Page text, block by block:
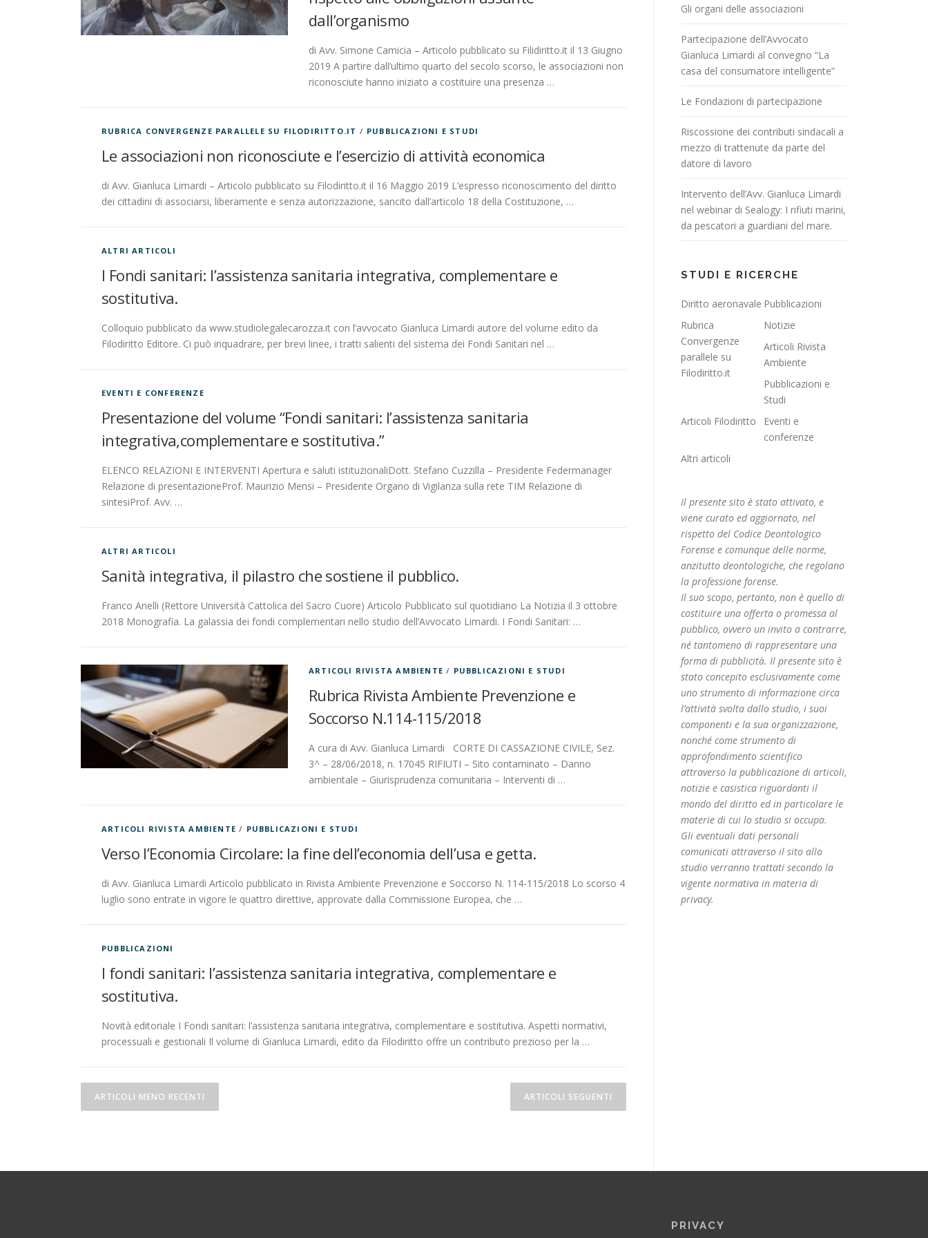
i
dall’organismo
di Avv. Simone Camicia – Articolo pubblicato su Filidiritto.it il 13 Giugno
2019 A partire dall’ultimo quarto del secolo scorso, le associazioni non
riconosciute hanno iniziato a costituire una presenza …
RUBRICA CONVERGENZE PARALLELE SU FILODIRITTO.IT / PUBBLICAZIONI E STUDI
Le associazioni non riconosciute e l’esercizio di attività economica
di Avv. Gianluca Limardi – Articolo pubblicato su Filodiritto.it il 16 Maggio 2019 L’espresso riconoscimento del diritto
dei cittadini di associarsi, liberamente e senza autorizzazione, sancito dall’articolo 18 della Costituzione, …
ALTRI ARTICOLI
I Fondi sanitari: l’assistenza sanitaria integrativa, complementare e
sostitutiva.
Colloquio pubblicato da www.studiolegalecarozza.it con l’avvocato Gianluca Limardi autore del volume edito da
Filodiritto Editore. Ci può inquadrare, per brevi linee, i tratti salienti del sistema dei Fondi Sanitari nel …
EVENTI E CONFERENZE
Presentazione del volume “Fondi sanitari: l’assistenza sanitaria
integrativa,complementare e sostitutiva.”
ELENCO RELAZIONI E INTERVENTI Apertura e saluti istituzionaliDott. Stefano Cuzzilla – Presidente Federmanager
Relazione di presentazioneProf. Maurizio Mensi – Presidente Organo di Vigilanza sulla rete TIM Relazione di
sintesiProf. Avv. …
ALTRI ARTICOLI
Sanità integrativa, il pilastro che sostiene il pubblico.
Franco Anelli (Rettore Università Cattolica del Sacro Cuore) Articolo Pubblicato sul quotidiano La Notizia il 3 ottobre
2018 Monografia. La galassia dei fondi complementari nello studio dell’Avvocato Limardi. I Fondi Sanitari: …
ARTICOLI RIVISTA AMBIENTE / PUBBLICAZIONI E STUDI
Rubrica Rivista Ambiente Prevenzione e
Soccorso N.114-115/2018
A cura di Avv. Gianluca Limardi CORTE DI CASSAZIONE CIVILE, Sez.
3^ – 28/06/2018, n. 17045 RIFIUTI – Sito contaminato – Danno
ambientale – Giurisprudenza comunitaria – Interventi di …
ARTICOLI RIVISTA AMBIENTE / PUBBLICAZIONI E STUDI
Verso l’Economia Circolare: la fine dell’economia dell’usa e getta.
di Avv. Gianluca Limardi Articolo pubblicato in Rivista Ambiente Prevenzione e Soccorso N. 114-115/2018 Lo scorso 4
luglio sono entrate in vigore le quattro direttive, approvate dalla Commissione Europea, che …
PUBBLICAZIONI
I fondi sanitari: l’assistenza sanitaria integrativa, complementare e
sostitutiva.
Novità editoriale I Fondi sanitari: l’assistenza sanitaria integrativa, complementare e sostitutiva. Aspetti normativi,
processuali e gestionali Il volume di Gianluca Limardi, edito da Filodiritto offre un contributo prezioso per la …
N
aARTICOLI MENO RECENTI ARTICOLI SEGUENTI
Gli organi delle associazioni
Partecipazione dell’Avvocato
Gianluca Limardi al convegno “La
casa del consumatore intelligente”
Le Fondazioni di partecipazione
Riscossione dei contributi sindacali a
mezzo di trattenute da parte del
datore di lavoro
Intervento dell’Avv. Gianluca Limardi
nel webinar di Sealogy: I rifiuti marini,
da pescatori a guardiani del mare.
STUDI E RICERCHE
Diritto aeronavale Pubblicazioni
Rubrica
Convergenze
parallele su
Filodiritto.it
Notizie
Articoli Rivista
Ambiente
Pubblicazioni e
Studi
Articoli Filodiritto
Eventi e
conferenze
Altri articoli
Il presente sito è stato attivato, e
viene curato ed aggiornato, nel
rispetto del Codice Deontologico
Forense e comunque delle norme,
anzitutto deontologiche, che regolano
la professione forense.
Il suo scopo, pertanto, non è quello di
costituire una offerta o promessa al
pubblico, ovvero un invito a contrarre,
né tantomeno di rappresentare una
forma di pubblicità. Il presente sito è
stato concepito esclusivamente come
uno strumento di informazione circa
l’attività svolta dallo studio, i suoi
componenti e la sua organizzazione,
nonché come strumento di
approfondimento scientifico
attraverso la pubblicazione di articoli,
notizie e casistica riguardanti il
mondo del diritto ed in particolare le
materie di cui lo studio si occupa.
Gli eventuali dati personali
comunicati attraverso il sito allo
studio verranno trattati secondo la
vigente normativa in materia di
privacy.
PRIVACY